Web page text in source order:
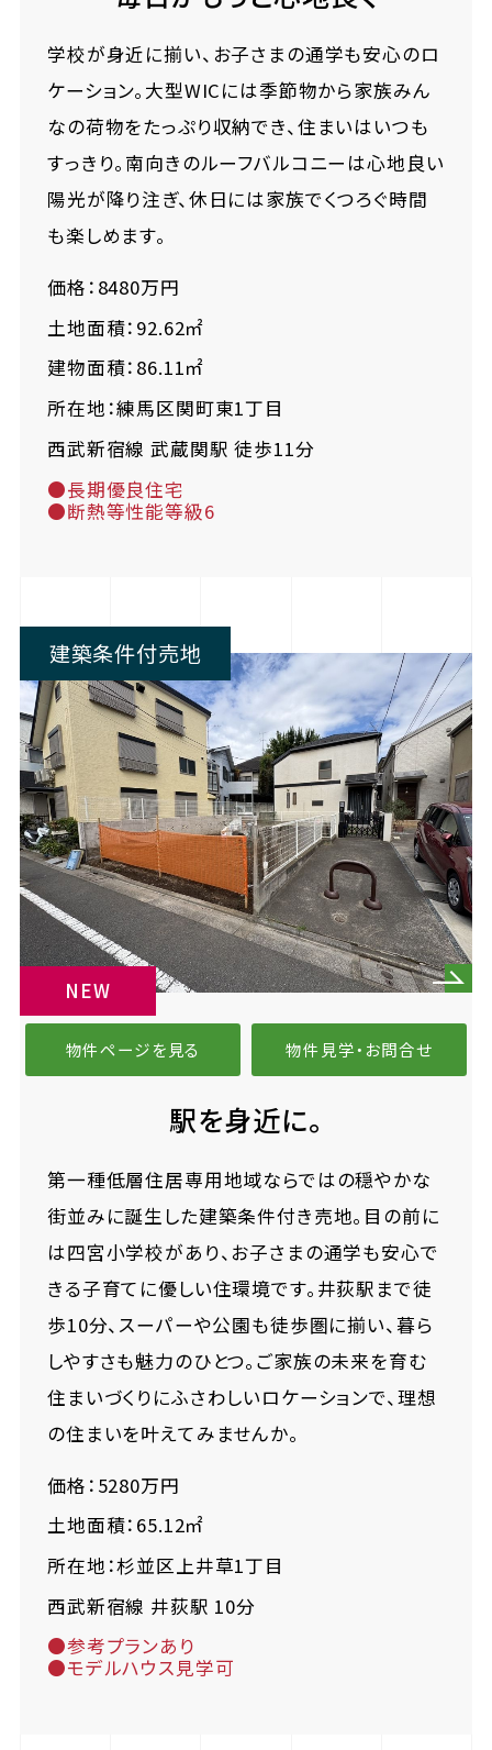
学校が身近に揃い、お子さまの通学も安心のロ
ケーション。大型WICには季節物から家族みん
なの荷物をたっぷり収納でき、住まいはいつも
すっきり。南向きのルーフバルコニーは心地良い
陽光が降り注ぎ、休日には家族でくつろぐ時間
も楽しめます。
価格：8480万円
土地面積：92.62㎡
建物面積：86.11㎡
所在地：練馬区関町東1丁目
西武新宿線 武蔵関駅 徒歩11分
●長期優良住宅
●断熱等性能等級6
建築条件付売地
NEW
物件ページを見る 物件見学・お問合せ
駅を身近に。
第一種低層住居専用地域ならではの穏やかな
街並みに誕生した建築条件付き売地。目の前に
は四宮小学校があり、お子さまの通学も安心で
きる子育てに優しい住環境です。井荻駅まで徒
歩10分、スーパーや公園も徒歩圏に揃い、暮ら
しやすさも魅力のひとつ。ご家族の未来を育む
住まいづくりにふさわしいロケーションで、理想
の住まいを叶えてみませんか。
価格：5280万円
土地面積：65.12㎡
所在地：杉並区上井草1丁目
西武新宿線 井荻駅 10分
●参考プランあり
●モデルハウス見学可